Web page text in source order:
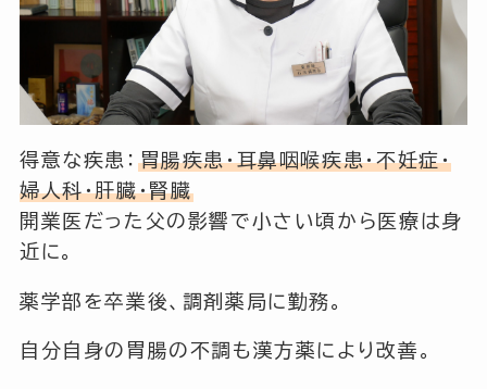
得意な疾患： 胃腸疾患・耳鼻咽喉疾患・不妊症・
婦人科・肝臓・腎臓
開業医だった父の影響で小さい頃から医療は身
近に。
薬学部を卒業後、調剤薬局に勤務。
自分自身の胃腸の不調も漢方薬により改善。